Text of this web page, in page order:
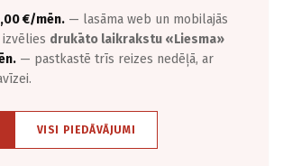
€/mēn. — lasāma web un mobilajās
izvēlies drukāto laikrakstu «Liesma»
— pastkastē trīs reizes nedēļā, ar
VISI PIEDĀVĀJUMI